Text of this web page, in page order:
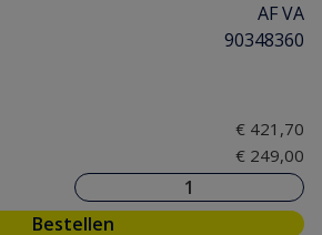
AF VA
90348360
€ 421,70
€ 249,00
Bestellen